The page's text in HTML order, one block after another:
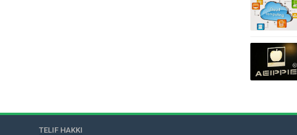
TELIF HAKKI